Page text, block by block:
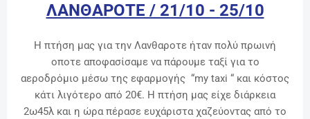
ΛΑΝΘΑΡΟΤΕ / 21/10 - 25/10
Η πτήση μας για την Λανθαροτε ήταν πολύ πρωινή
οποτε αποφασίσαμε να πάρουμε ταξί για το
αεροδρόμιο μέσω της εφαρμογής “my taxi “ και κόστος
κάτι λιγότερο από 20€. Η πτήση μας είχε διάρκεια
2ω45λ και η ώρα πέρασε ευχάριστα χαζεύοντας από το